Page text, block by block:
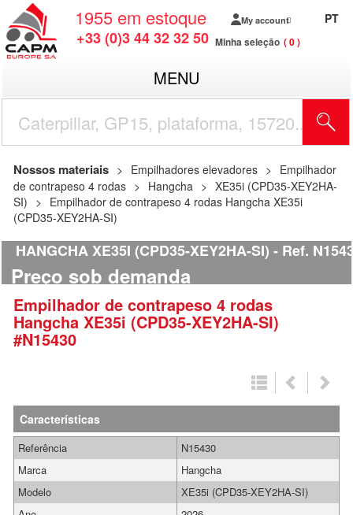
1955 em estoque
+33 (0)3 44 32 32 50
My account
Minha seleção 0
PT
MENU
Nossos materiais Empilhadores elevadores
Empilhador
de contrapeso 4 rodas
Hangcha
XE35i (CPD35-XEY2HA-
SI)
Empilhador de contrapeso 4 rodas Hangcha XE35i
(CPD35-XEY2HA-SI)
HANGCHA XE35I (CPD35-XEY2HA-SI) Ref.
Preço sob demanda
Empilhador de contrapeso 4 rodas
Hangcha XE35i (CPD35-XEY2HA-SI)
#N15430
Características
Referência
N15430
Marca
Hangcha
Modelo
XE35i (CPD35-XEY2HA-SI)